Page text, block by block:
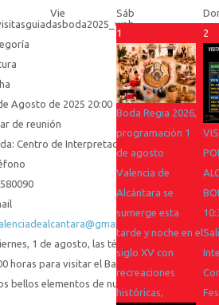
Vie Sáb
1
Boda Regia 2026,
programación 1
de agosto
Valencia de
Alcántara se
sumerge esta
tarde y noche en el
siglo XV con
recreaciones
históricas,
2
Agosto de 2025 20:00
de reunión
Centro de Interpretación
1 de agosto, las técnicas del Centro
horas para visitar el Barrio Gótico
bellos elementos de nuestro patrimonio